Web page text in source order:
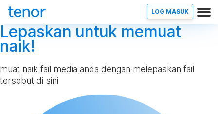
LOG MASUK
Lepaskan untuk memuat
naik!
muat naik fail media anda dengan melepaskan fail
tersebut di sini